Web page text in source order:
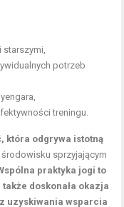
potrzeb
treningu.
która odgrywa istotną
sprzyjającym
praktyka jogi to
doskonała okazja
uzyskiwania wsparcia